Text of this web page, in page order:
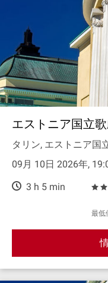
エストニア国立
タリン, エストニア国
09月 10日 2026年,
3 h 5 min
最